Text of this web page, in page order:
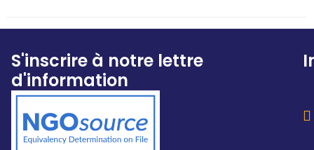
S'inscrire à notre lettre
d'information